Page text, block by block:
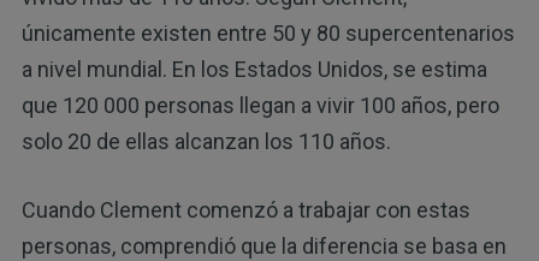
únicamente existen entre 50 y 80 supercentenarios
a nivel mundial. En los Estados Unidos, se estima
que 120 000 personas llegan a vivir 100 años, pero
solo 20 de ellas alcanzan los 110 años.
Cuando Clement comenzó a trabajar con estas
personas, comprendió que la diferencia se basa en